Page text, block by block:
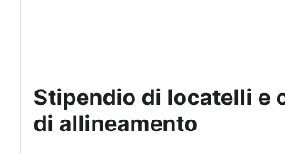
stipendio di locatelli e obiettivo
di allineamento